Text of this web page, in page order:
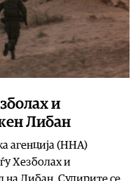
и
Либан
агенција (ННА)
Хезболах и